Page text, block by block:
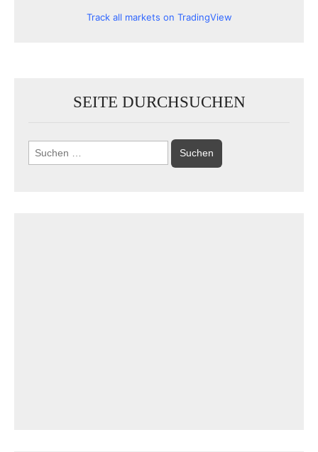
Track all markets on TradingView
SEITE DURCHSUCHEN
Suchen
nach: